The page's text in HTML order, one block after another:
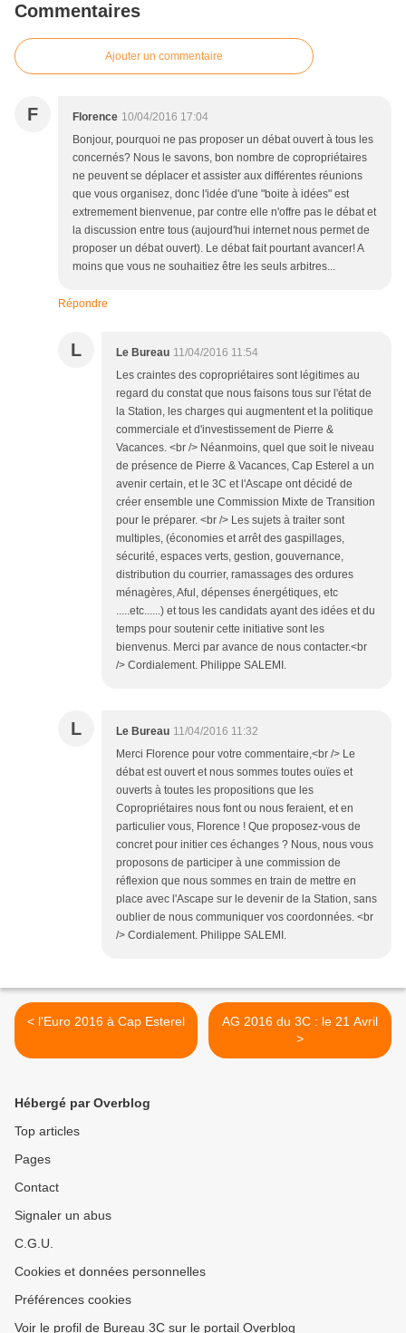
Commentaires
Ajouter un commentaire
F Florence 10/04/2016 17:04
Bonjour, pourquoi ne pas proposer un débat ouvert à tous les
concernés? Nous le savons, bon nombre de copropriétaires
ne peuvent se déplacer et assister aux différentes réunions
que vous organisez, donc l'idée d'une "boite à idées" est
extremement bienvenue, par contre elle n'offre pas le débat et
la discussion entre tous (aujourd'hui internet nous permet de
proposer un débat ouvert). Le débat fait pourtant avancer! A
moins que vous ne souhaitiez être les seuls arbitres...
Répondre
L Le Bureau 11/04/2016 11:54
Les craintes des copropriétaires sont légitimes au
regard du constat que nous faisons tous sur l'état de
la Station, les charges qui augmentent et la politique
commerciale et d'investissement de Pierre &
Vacances. <br /> Néanmoins, quel que soit le niveau
de présence de Pierre & Vacances, Cap Esterel a un
avenir certain, et le 3C et l'Ascape ont décidé de
créer ensemble une Commission Mixte de Transition
pour le préparer. <br /> Les sujets à traiter sont
multiples, (économies et arrêt des gaspillages,
sécurité, espaces verts, gestion, gouvernance,
distribution du courrier, ramassages des ordures
ménagères, Aful, dépenses énergétiques, etc
.....etc......) et tous les candidats ayant des idées et du
temps pour soutenir cette initiative sont les
bienvenus. Merci par avance de nous contacter.<br
/> Cordialement. Philippe SALEMI.
L Le Bureau 11/04/2016 11:32
Merci Florence pour votre commentaire,<br /> Le
débat est ouvert et nous sommes toutes ouïes et
ouverts à toutes les propositions que les
Copropriétaires nous font ou nous feraient, et en
particulier vous, Florence ! Que proposez-vous de
concret pour initier ces échanges ? Nous, nous vous
proposons de participer à une commission de
réflexion que nous sommes en train de mettre en
place avec l'Ascape sur le devenir de la Station, sans
oublier de nous communiquer vos coordonnées. <br
/> Cordialement. Philippe SALEMI.
< l'Euro 2016 à Cap Esterel
AG 2016 du 3C : le 21 Avril
>
Hébergé par Overblog
Top articles
Pages
Contact
Signaler un abus
C.G.U.
Cookies et données personnelles
Préférences cookies
Voir le profil de Bureau 3C sur le portail Overblog